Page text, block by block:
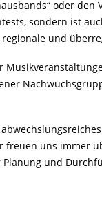
oder den
sondern ist
und
freuen uns immer
und